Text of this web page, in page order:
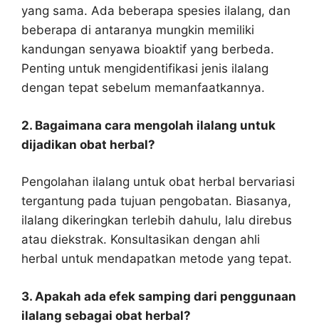
yang sama. Ada beberapa spesies ilalang, dan
beberapa di antaranya mungkin memiliki
kandungan senyawa bioaktif yang berbeda.
Penting untuk mengidentifikasi jenis ilalang
dengan tepat sebelum memanfaatkannya.
2. Bagaimana cara mengolah ilalang untuk
dijadikan obat herbal?
Pengolahan ilalang untuk obat herbal bervariasi
tergantung pada tujuan pengobatan. Biasanya,
ilalang dikeringkan terlebih dahulu, lalu direbus
atau diekstrak. Konsultasikan dengan ahli
herbal untuk mendapatkan metode yang tepat.
3. Apakah ada efek samping dari penggunaan
ilalang sebagai obat herbal?